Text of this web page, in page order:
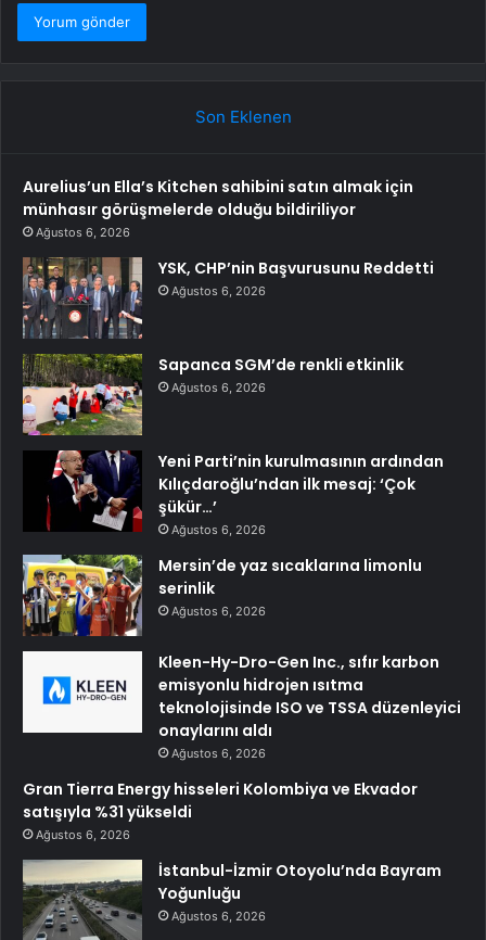
Son Eklenen
Aurelius’un Ella’s Kitchen sahibini satın almak için
münhasır görüşmelerde olduğu bildiriliyor
Ağustos 6, 2026
YSK, CHP’nin Başvurusunu Reddetti
Ağustos 6, 2026
Sapanca SGM’de renkli etkinlik
Ağustos 6, 2026
Yeni Parti’nin kurulmasının ardından
Kılıçdaroğlu’ndan ilk mesaj: ‘Çok
şükür…’
Ağustos 6, 2026
Mersin’de yaz sıcaklarına limonlu
serinlik
Ağustos 6, 2026
Kleen-Hy-Dro-Gen Inc., sıfır karbon
emisyonlu hidrojen ısıtma
teknolojisinde ISO ve TSSA düzenleyici
onaylarını aldı
Ağustos 6, 2026
Gran Tierra Energy hisseleri Kolombiya ve Ekvador
satışıyla %31 yükseldi
Ağustos 6, 2026
İstanbul-İzmir Otoyolu’nda Bayram
Yoğunluğu
Ağustos 6, 2026